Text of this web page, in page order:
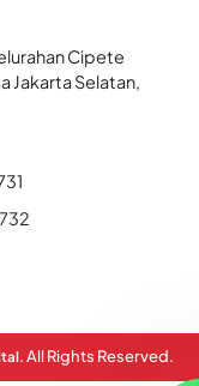
Cipete
Jakarta Selatan,
. All Rights Reserved.